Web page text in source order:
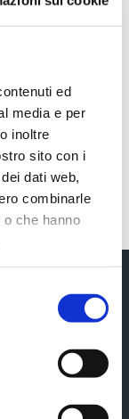
ed
media e per
inoltre
sito con i
dati web,
combinarle
che hanno